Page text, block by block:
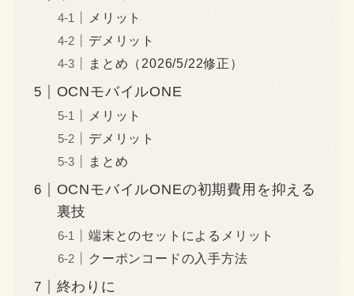
メリット
デメリット
まとめ（2026/5/22修正）
OCNモバイルONE
メリット
デメリット
まとめ
OCNモバイルONEの初期費用を抑える
裏技
端末とのセットによるメリット
クーポンコードの入手方法
終わりに